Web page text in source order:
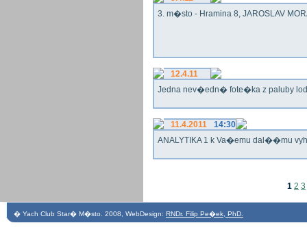
3. m�sto - Hramina 8, JAROSLAV
12.4.11
Jedna nev�edn� fote�ka z paluby
11.4.2011
14:30
ANALYTIKA 1 k Va�emu dal��mu
1 2 3
� Yach Club Star� M�sto. 2008, WebDesign: RNDr. Filip Pe�ek, PhD.